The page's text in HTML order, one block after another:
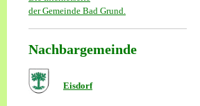
der Gemeinde Bad Grund.
Nachbargemeinde
Eisdorf